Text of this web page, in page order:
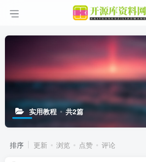
实用教程 共2篇
排序 更新 浏览 点赞 评论